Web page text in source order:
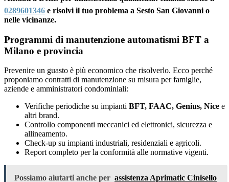
0289601346 e risolvi il tuo problema a Sesto San Giovanni o
nelle vicinanze.
Programmi di manutenzione automatismi BFT a
Milano e provincia
Prevenire un guasto è più economico che risolverlo. Ecco perché
proponiamo contratti di manutenzione su misura per famiglie,
aziende e amministratori condominiali:
Verifiche periodiche su impianti BFT, FAAC, Genius, Nice e
altri brand.
Controllo componenti meccanici ed elettronici, sicurezza e
allineamento.
Check-up su impianti industriali, residenziali e agricoli.
Report completo per la conformità alle normative vigenti.
Possiamo aiutarti anche per assistenza Aprimatic Cinisello